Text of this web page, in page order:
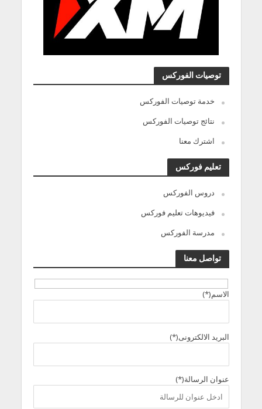
توصيات الفوركس
خدمة توصيات الفوركس
نتائج توصيات الفوركس
اشترك معنا
تعليم فوركس
دروس الفوركس
فيديوهات تعليم فوركس
مدرسة الفوركس
تواصل معنا
الاسم(*)
البريد الالكترونى(*)
عنوان الرسالة(*)